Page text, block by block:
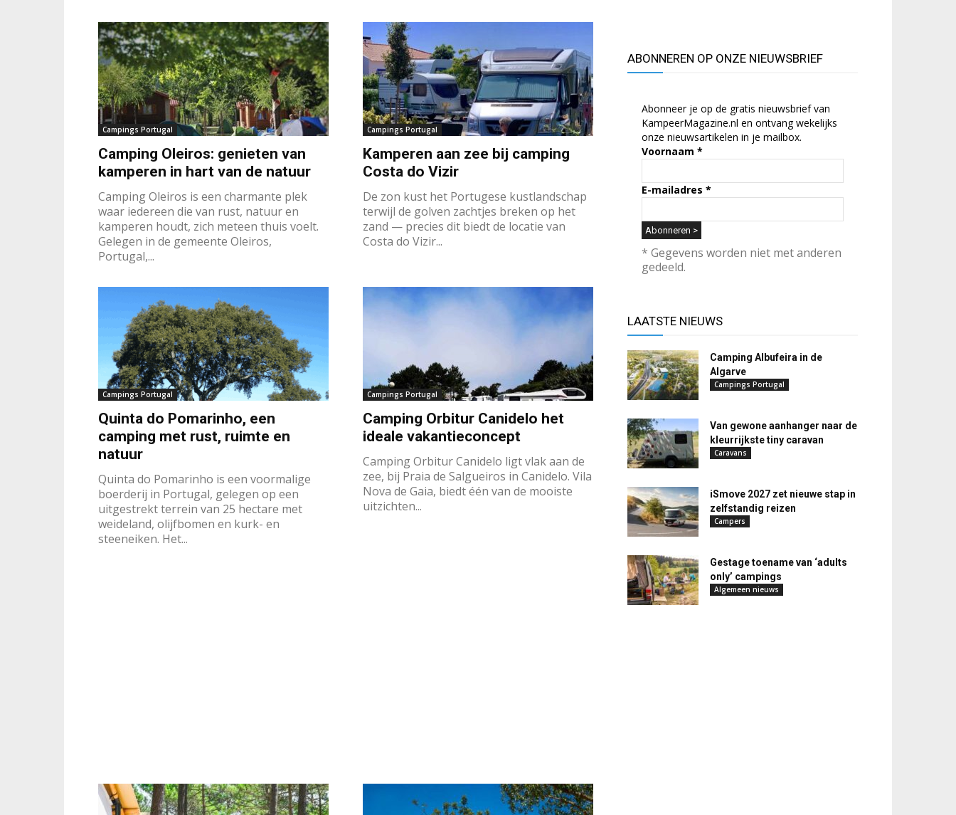
Campings Portugal
Camping Oleiros: genieten van
kamperen in hart van de natuur
Camping Oleiros is een charmante plek
waar iedereen die van rust, natuur en
kamperen houdt, zich meteen thuis voelt.
Gelegen in de gemeente Oleiros,
Portugal,...
Campings Portugal
Kamperen aan zee bij camping
Costa do Vizir
De zon kust het Portugese kustlandschap
terwijl de golven zachtjes breken op het
zand — precies dit biedt de locatie van
Costa do Vizir...
Campings Portugal
Quinta do Pomarinho, een
camping met rust, ruimte en
natuur
Quinta do Pomarinho is een voormalige
boerderij in Portugal, gelegen op een
uitgestrekt terrein van 25 hectare met
weideland, olijfbomen en kurk- en
steeneiken. Het...
Campings Portugal
Camping Orbitur Canidelo het
ideale vakantieconcept
Camping Orbitur Canidelo ligt vlak aan de
zee, bij Praia de Salgueiros in Canidelo. Vila
Nova de Gaia, biedt één van de mooiste
uitzichten...
ABONNEREN OP ONZE NIEUWSBRIEF
Abonneer je op de gratis nieuwsbrief van
KampeerMagazine.nl en ontvang wekelijks
onze nieuwsartikelen in je mailbox.
Voornaam *
E-mailadres *
* Gegevens worden niet met anderen
gedeeld.
LAATSTE NIEUWS
Camping Albufeira in de
Algarve
Campings Portugal
Van gewone aanhanger naar de
kleurrijkste tiny caravan
Caravans
iSmove 2027 zet nieuwe stap in
zelfstandig reizen
Campers
Gestage toename van ‘adults
only’ campings
Algemeen nieuws